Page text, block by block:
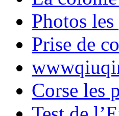
Photos
Prise de
Corse les